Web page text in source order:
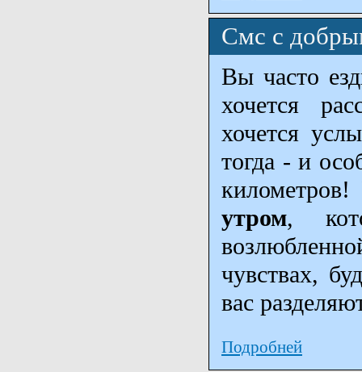
Cмс с
Вы часто
хочется
хочется
тогда - и
утром,
чувствах,
вас
Подробней